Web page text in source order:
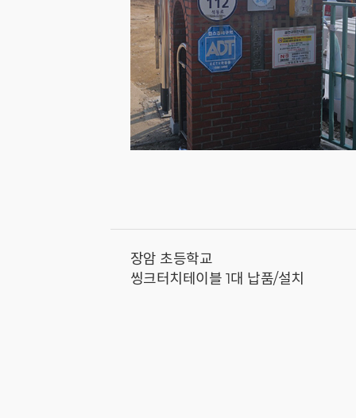
장암 초등학교
씽크터치테이블 1대 납품/설치